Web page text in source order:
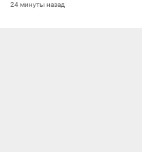
24 минуты назад